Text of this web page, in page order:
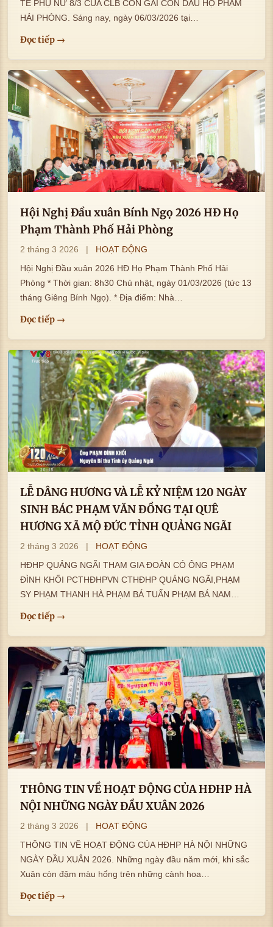
TẾ PHỤ NỮ 8/3 CỦA CLB CON GÁI CON DÂU HỌ PHẠM
HẢI PHÒNG. Sáng nay, ngày 06/03/2026 tại…
Đọc tiếp →
Hội Nghị Đầu xuân Bính Ngọ 2026 HĐ Họ
Phạm Thành Phố Hải Phòng
2 tháng 3 2026 HOẠT ĐỘNG
Hội Nghị Đầu xuân 2026 HĐ Họ Phạm Thành Phố Hải
Phòng * Thời gian: 8h30 Chủ nhật, ngày 01/03/2026 (tức 13
tháng Giêng Bính Ngọ). * Địa điểm: Nhà…
Đọc tiếp →
LỄ DÂNG HƯƠNG VÀ LỄ KỶ NIỆM 120 NGÀY
SINH BÁC PHẠM VĂN ĐỒNG TẠI QUÊ
HƯƠNG XÃ MỘ ĐỨC TỈNH QUẢNG NGÃI
2 tháng 3 2026 HOẠT ĐỘNG
HĐHP QUẢNG NGÃI THAM GIA ĐOÀN CÓ ÔNG PHẠM
ĐÌNH KHỐI PCTHĐHPVN CTHĐHP QUẢNG NGÃI,PHẠM
SY PHẠM THANH HÀ PHẠM BÁ TUẤN PHẠM BÁ NAM
PHẠM VĂN PHÚC PCT HĐHP…
Đọc tiếp →
THÔNG TIN VỀ HOẠT ĐỘNG CỦA HĐHP HÀ
NỘI NHỮNG NGÀY ĐẦU XUÂN 2026
2 tháng 3 2026 HOẠT ĐỘNG
THÔNG TIN VỀ HOẠT ĐỘNG CỦA HĐHP HÀ NỘI NHỮNG
NGÀY ĐẦU XUÂN 2026. Những ngày đầu năm mới, khi sắc
Xuân còn đậm màu hổng trên những cành hoa…
Đọc tiếp →